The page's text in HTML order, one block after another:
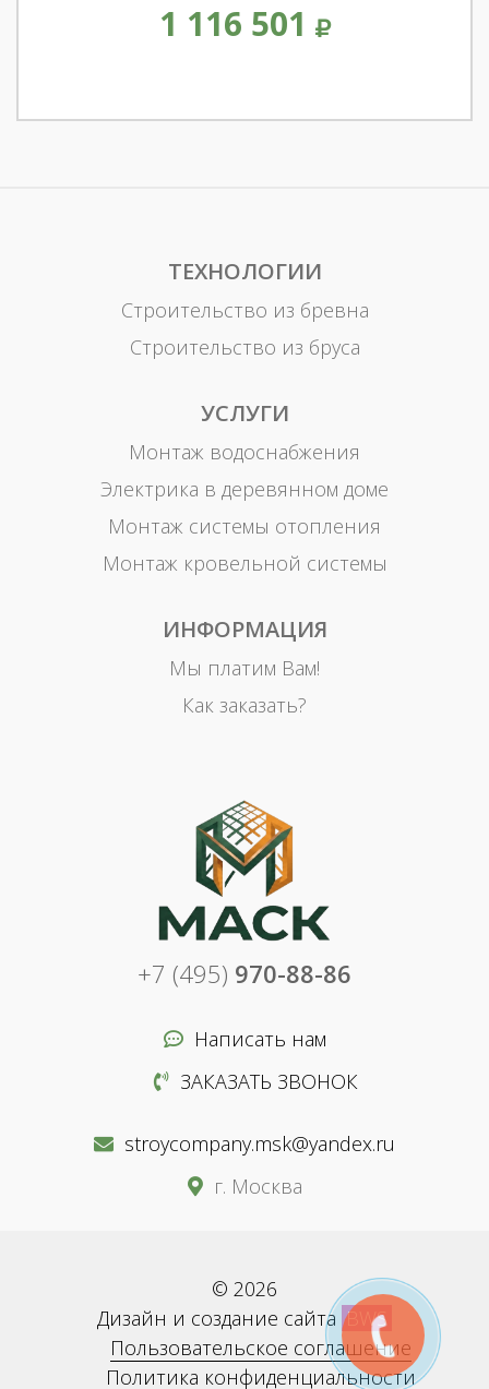
1 116 501
ТЕХНОЛОГИИ
Строительство из бревна
Строительство из бруса
УСЛУГИ
Монтаж водоснабжения
Электрика в деревянном доме
Монтаж системы отопления
Монтаж кровельной системы
ИНФОРМАЦИЯ
Мы платим Вам!
Как заказать?
+7 (495) 970-88-86
Написать нам
ЗАКАЗАТЬ ЗВОНОК
stroycompany.msk@yandex.ru
г. Москва
© 2026
Дизайн и создание сайта BWS
Пользовательское соглашение
Политика конфиденциальности